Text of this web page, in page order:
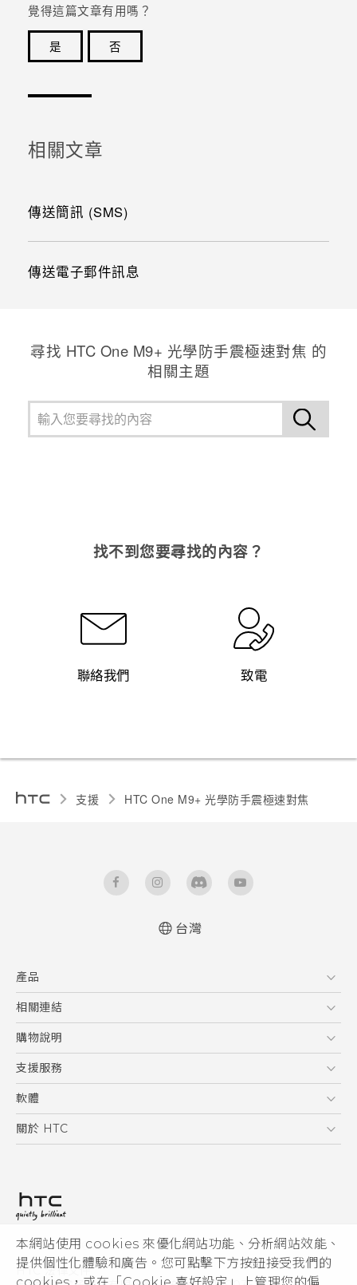
本網站使用 cookies 來優化網站功能、分析網站效能、
提供個性化體驗和廣告。您可點擊下方按鈕接受我們的
覺得這篇文章有用嗎？
是
否
相關文章
傳送簡訊 (SMS)
傳送電子郵件訊息
尋找 HTC One M9+ 光學防手震極速對焦 的
相關主題
找不到您要尋找的內容？
聯絡我們 致電
支援 HTC One M9+ 光學防手震極速對焦‎
台灣
產品
5G
智慧型手機
配件
相關連結
HTC Research
購物說明
購物須知
訂單管理
付款方式
支援服務
到府收送維修服務
服務中心資訊
客戶服務佈告欄
軟體
應用程式
HTC Sync Manager
關於 HTC
投資人
隱私權政策
產品安全性
© 2011-2026 HTC Corporation
HTC 法律文件